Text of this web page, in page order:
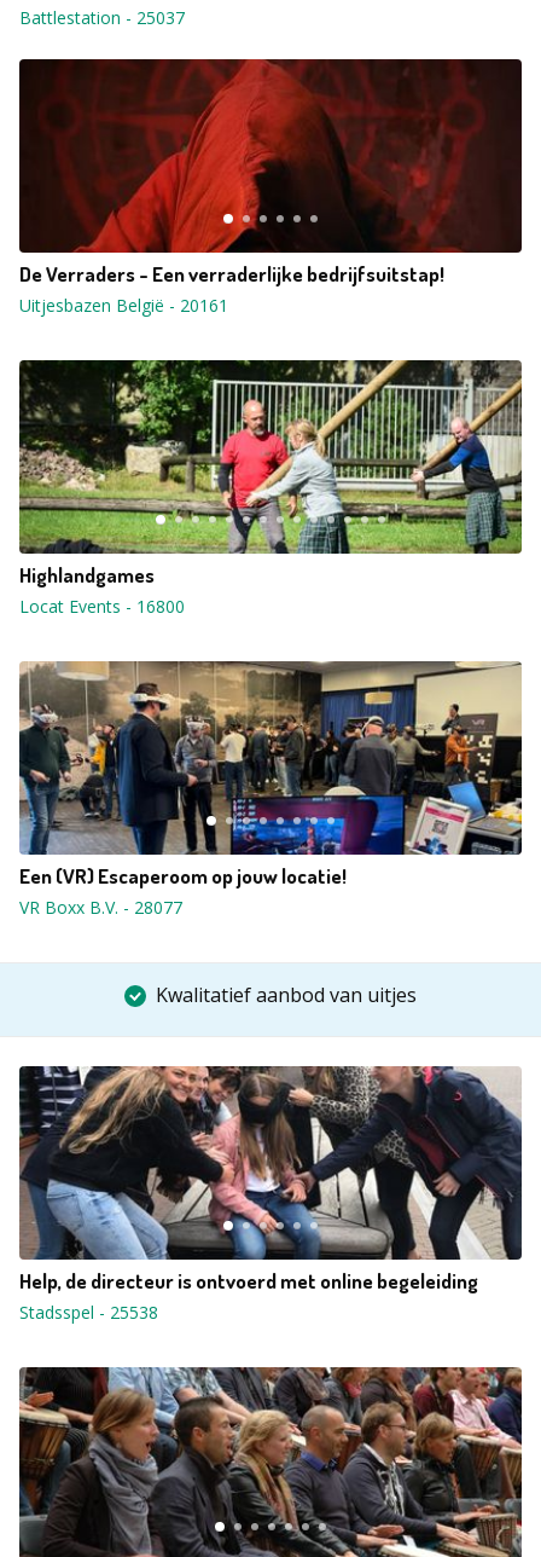
Battlestation - 25037
De Verraders - Een verraderlijke bedrijfsuitstap!
Uitjesbazen België - 20161
Highlandgames
Locat Events - 16800
Een (VR) Escaperoom op jouw locatie!
VR Boxx B.V. - 28077
Kwalitatief aanbod van uitjes
Help, de directeur is ontvoerd met online begeleiding
Stadsspel - 25538